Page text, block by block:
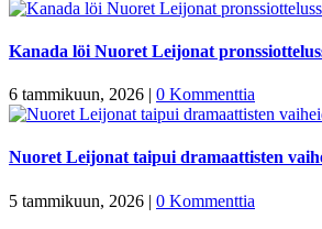
Kanada löi Nuoret Leijonat
6 tammikuun, 2026 | 0 Kommenttia
Nuoret Leijonat taipui dramaattisten
5 tammikuun, 2026 | 0 Kommenttia